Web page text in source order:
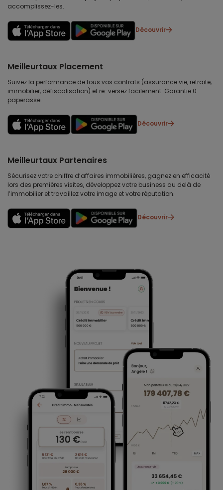
accomplissez-les.
Découvrir
Meilleurtaux Placement
Suivez la performance de tous vos contrats (assurance vie, retraite,
immobilier, défiscalisation) et re-versez facilement. Garantie 0
paperasse.
Découvrir
Meilleurtaux Partenaires
Sécurisez votre chiffre d’affaires immobilières, gagnez en efficacité
lors des premières visites, développez votre business au delà de
l’immobilier et travaillez votre image et votre réputation.
Découvrir